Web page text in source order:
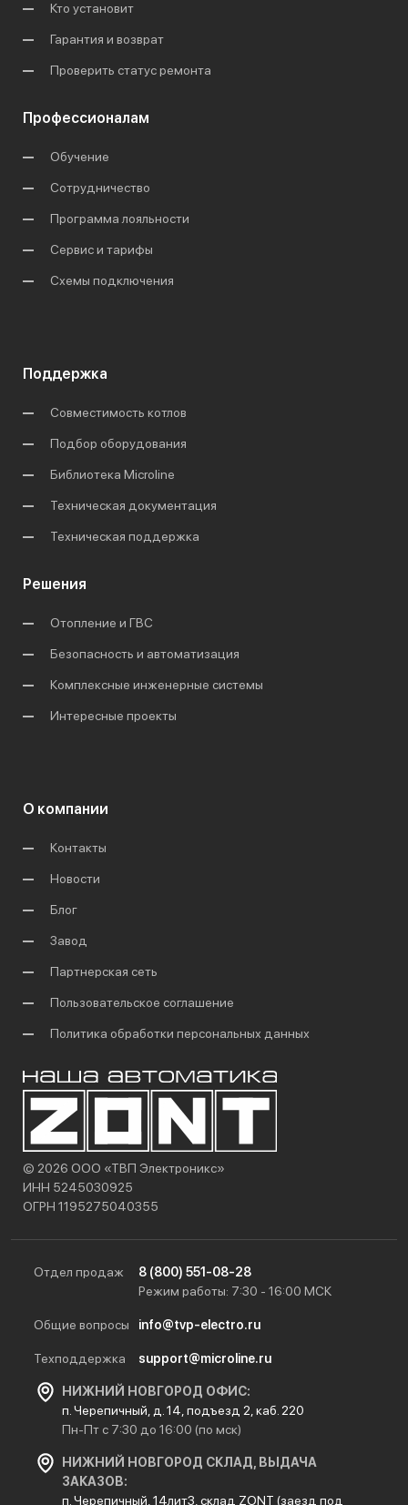
Кто установит
Гарантия и возврат
Проверить статус ремонта
Профессионалам
Обучение
Сотрудничество
Программа лояльности
Сервис и тарифы
Схемы подключения
Поддержка
Совместимость котлов
Подбор оборудования
Библиотека Microline
Техническая документация
Техническая поддержка
Решения
Отопление и ГВС
Безопасность и автоматизация
Комплексные инженерные системы
Интересные проекты
О компании
Контакты
Новости
Блог
Завод
Партнерская сеть
Пользовательское соглашение
Политика обработки персональных данных
© 2026 ООО «ТВП Электроникс»
ИНН 5245030925
ОГРН 1195275040355
Отдел продаж
8 (800) 551-08-28
Режим работы: 7:30 - 16:00 МСК
Общие вопросы info@tvp-electro.ru
Техподдержка support@microline.ru
НИЖНИЙ НОВГОРОД ОФИС:
п. Черепичный, д. 14, подъезд 2, каб. 220
Пн-Пт с 7:30 до 16:00 (по мск)
НИЖНИЙ НОВГОРОД СКЛАД, ВЫДАЧА
ЗАКАЗОВ:
п. Черепичный, 14лит3, склад ZONT (заезд под